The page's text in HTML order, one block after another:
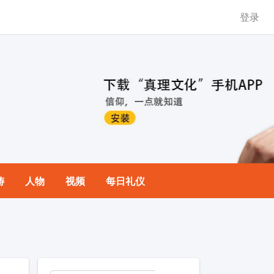
登录
人物 视频 每日礼仪